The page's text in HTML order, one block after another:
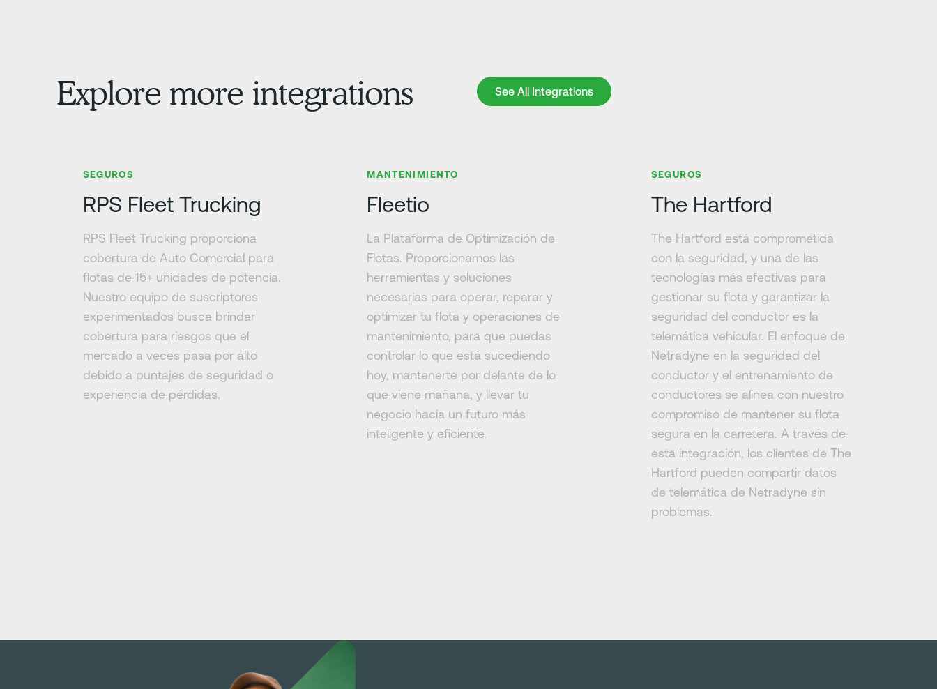
Explore more integrations See All Integrations
See All Integrations
SEGUROS
RPS Fleet Trucking
RPS Fleet Trucking proporciona
cobertura de Auto Comercial para
flotas de 15+ unidades de potencia.
Nuestro equipo de suscriptores
experimentados busca brindar
cobertura para riesgos que el
mercado a veces pasa por alto
debido a puntajes de seguridad o
experiencia de pérdidas.
MANTENIMIENTO
Fleetio
La Plataforma de Optimización de
Flotas. Proporcionamos las
herramientas y soluciones
necesarias para operar, reparar y
optimizar tu flota y operaciones de
mantenimiento, para que puedas
controlar lo que está sucediendo
hoy, mantenerte por delante de lo
que viene mañana, y llevar tu
negocio hacia un futuro más
inteligente y eficiente.
SEGUROS
The Hartford
The Hartford está comprometida
con la seguridad, y una de las
tecnologías más efectivas para
gestionar su flota y garantizar la
seguridad del conductor es la
telemática vehicular. El enfoque de
Netradyne en la seguridad del
conductor y el entrenamiento de
conductores se alinea con nuestro
compromiso de mantener su flota
segura en la carretera. A través de
esta integración, los clientes de The
Hartford pueden compartir datos
de telemática de Netradyne sin
problemas.